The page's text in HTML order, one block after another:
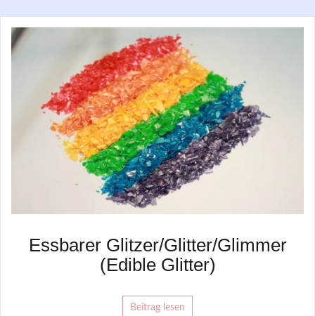
Essbarer Glitzer/Glitter/Glimmer
(Edible Glitter)
Beitrag lesen